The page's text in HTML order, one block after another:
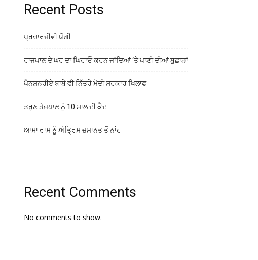
Recent Posts
ਪ੍ਰਚਾਰਜੀਵੀ ਯੋਗੀ
ਰਾਜਪਾਲ ਦੇ ਘਰ ਦਾ ਘਿਰਾਓ ਕਰਨ ਜਾਂਦਿਆਂ ‘ਤੇ ਪਾਣੀ ਦੀਆਂ ਬੁਛਾੜਾਂ
ਪੈਨਸ਼ਨਰੀਏ ਬਾਬੇ ਵੀ ਨਿੱਤਰੇ ਮੋਦੀ ਸਰਕਾਰ ਖਿਲਾਫ
ਤਰੁਣ ਤੇਜਪਾਲ ਨੂੰ 10 ਸਾਲ ਦੀ ਕੈਦ
ਆਸਾ ਰਾਮ ਨੂੰ ਅੰਤ੍ਰਿਮ ਜ਼ਮਾਨਤ ਤੋਂ ਨਾਂਹ
Recent Comments
No comments to show.